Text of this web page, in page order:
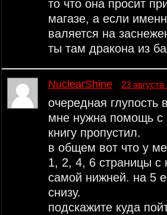
то что она просит
магазе, а если
валяется на
ты там дракона из
NuclearShine 23
очередная
мне нужна помощь с
книгу пропустил.
в общем вот что у
1, 2, 4, 6 страницы с
самой нижней. на 5
снизу.
подскажите куда